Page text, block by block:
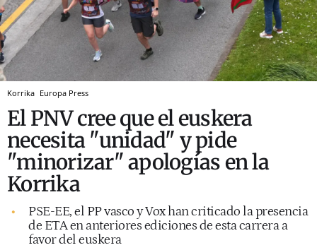
Korrika Europa Press
El PNV cree que el euskera
necesita "unidad" y pide
"minorizar" apologías en la
Korrika
PSE-EE, el PP vasco y Vox han criticado la presencia
de ETA en anteriores ediciones de esta carrera a
favor del euskera